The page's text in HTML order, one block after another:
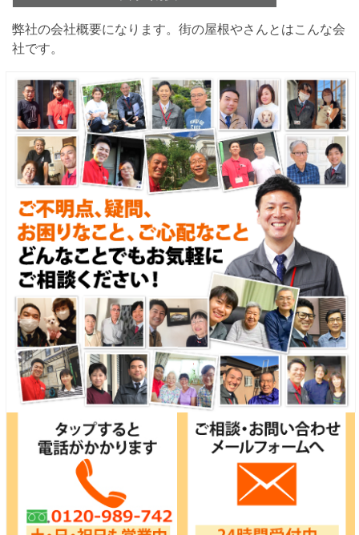
弊社の会社概要になります。街の屋根やさんとはこんな会
社です。